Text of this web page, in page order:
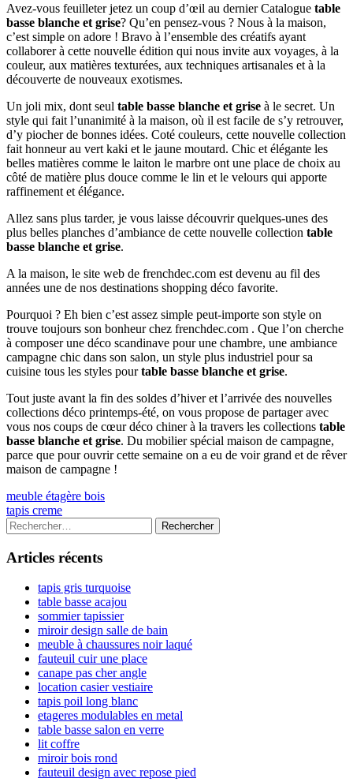
Avez-vous feuilleter jetez un coup d’œil au dernier Catalogue table
basse blanche et grise? Qu’en pensez-vous ? Nous à la maison,
c’est simple on adore ! Bravo à l’ensemble des créatifs ayant
collaborer à cette nouvelle édition qui nous invite aux voyages, à la
couleur, aux matières texturées, aux techniques artisanales et à la
découverte de nouveaux exotismes.
Un joli mix, dont seul table basse blanche et grise à le secret. Un
style qui fait l’unanimité à la maison, où il est facile de s’y retrouver,
d’y piocher de bonnes idées. Coté couleurs, cette nouvelle collection
fait honneur au vert kaki et le jaune moutard. Chic et élégante les
belles matières comme le laiton le marbre ont une place de choix au
côté de matière plus douce comme le lin et le velours qui apporte
raffinement et élégance.
Allez sans plus tarder, je vous laisse découvrir quelques-unes des
plus belles planches d’ambiance de cette nouvelle collection table
basse blanche et grise.
A la maison, le site web de frenchdec.com est devenu au fil des
années une de nos destinations shopping déco favorite.
Pourquoi ? Eh bien c’est assez simple peut-importe son style on
trouve toujours son bonheur chez frenchdec.com . Que l’on cherche
à composer une déco scandinave pour une chambre, une ambiance
campagne chic dans son salon, un style plus industriel pour sa
cuisine tous les styles pourtable basse blanche et grise.
Tout juste avant la fin des soldes d’hiver et l’arrivée des nouvelles
collections déco printemps-été, on vous propose de partager avec
vous nos coups de cœur déco chiner à la travers les collections table
basse blanche et grise. Du mobilier spécial maison de campagne,
parce que pour ouvrir cette semaine on a eu de voir grand et de rêver
maison de campagne !
Navigation
de
l’article
Previous
article:
meuble étagère bois
Next
article:
tapis creme
Colonne
latérale
principale
Rechercher :
Articles récents
tapis gris turquoise
table basse acajou
sommier tapissier
miroir design salle de bain
meuble à chaussures noir laqué
fauteuil cuir une place
canape pas cher angle
location casier vestiaire
tapis poil long blanc
etageres modulables en metal
table basse salon en verre
lit coffre
miroir bois rond
fauteuil design avec repose pied